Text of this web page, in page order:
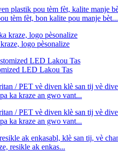
tèm fèt, bon kalite pou manje bèt...
logo pèsonalize
LED Lakou Tas
ka kraze an gwo vant...
ka kraze an gwo vant...
resikle ak enkas...